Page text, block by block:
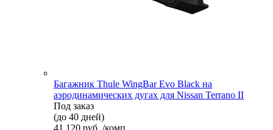
Багажник Thule WingBar Evo Black на
аэродинамических дугах для Nissan Terrano II
Под заказ
(до 40 дней)
41 120 руб. /комп.